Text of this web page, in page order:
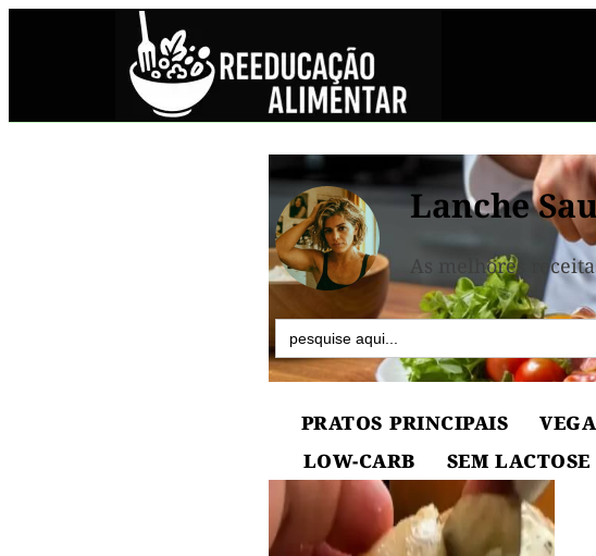
Lanche
As melhores
Search
for:
PRATOS PRINCIPAIS
LOW-CARB
SEM LACTOSE